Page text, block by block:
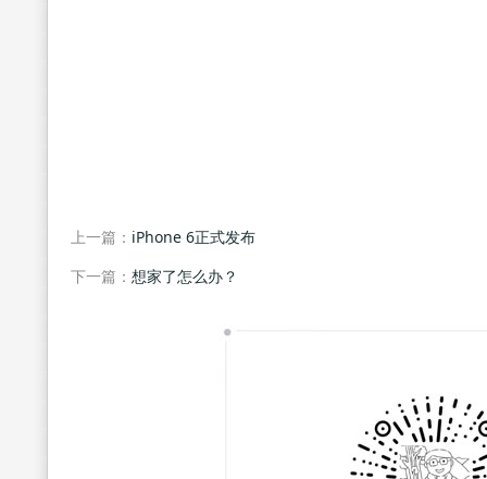
上一篇： iPhone 6正式发布
下一篇： 想家了怎么办？